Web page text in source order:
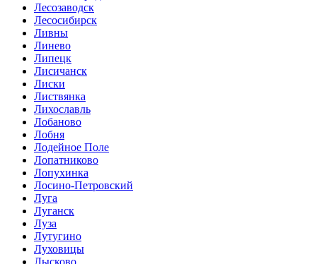
Лесозаводск
Лесосибирск
Ливны
Линево
Липецк
Лисичанск
Лиски
Листвянка
Лихославль
Лобаново
Лобня
Лодейное Поле
Лопатниково
Лопухинка
Лосино-Петровский
Луга
Луганск
Луза
Лутугино
Луховицы
Лысково